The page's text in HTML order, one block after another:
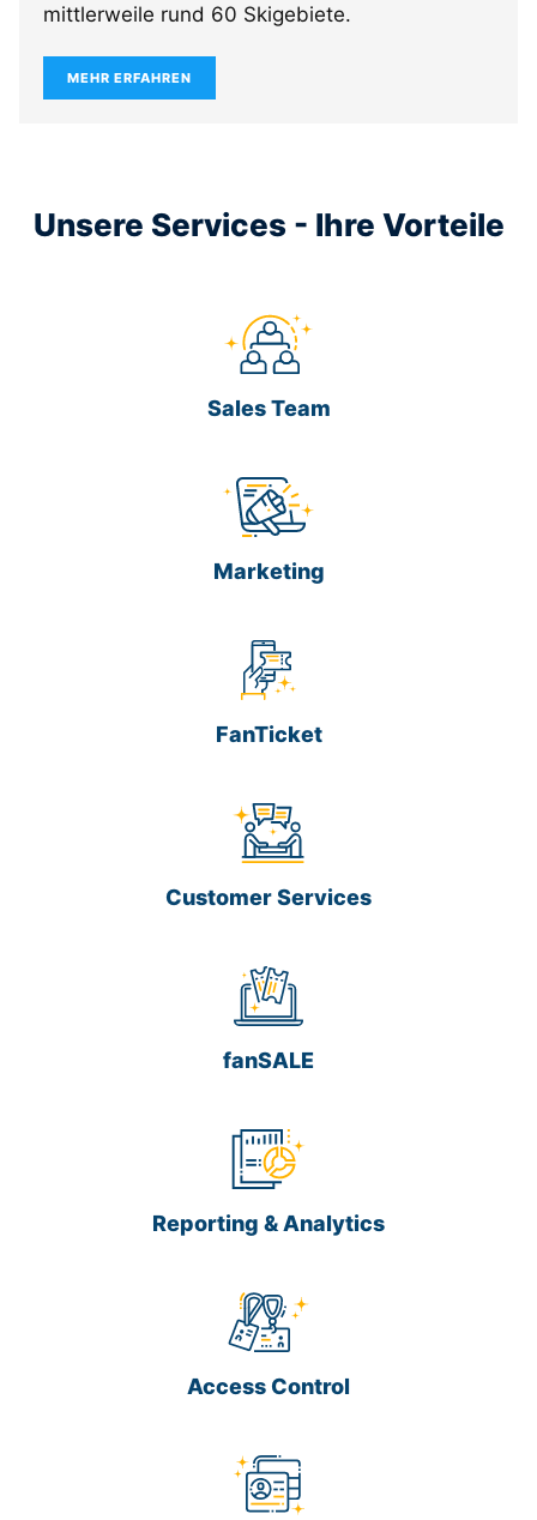
mittlerweile rund 60 Skigebiete.
MEHR ERFAHREN
Unsere Services - Ihre Vorteile
Sales Team
Marketing
FanTicket
Customer Services
fanSALE
Reporting & Analytics
Access Control